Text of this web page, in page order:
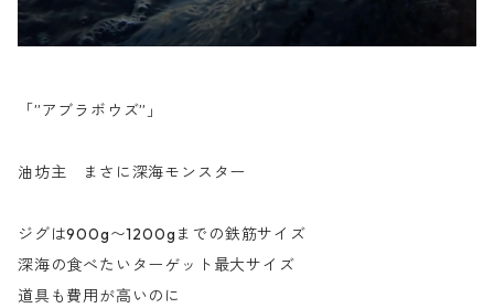
「”アブラボウズ”」
油坊主 まさに深海モンスター
ジグは900g〜1200gまでの鉄筋サイズ
深海の食べたいターゲット最大サイズ
道具も費用が高いのに